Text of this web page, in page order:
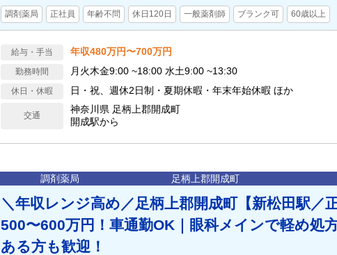
調剤薬局 正社員 年齢不問 休日120日 一般薬剤師 ブランク可 60歳以上
給与・手当 年収480万円〜700万円
勤務時間 月火木金9:00 ~18:00 水土9:00 ~13:30
休日・休暇 日・祝、週休2日制・夏期休暇・年末年始休暇 ほか
交通
神奈川県 足柄上郡開成町
開成駅から
調剤薬局 足柄上郡開成町
＼年収レンジ高め／足柄上郡開成町【新松田駅／
500〜600万円！車通勤OK｜眼科メインで軽め処
ある方も歓迎！